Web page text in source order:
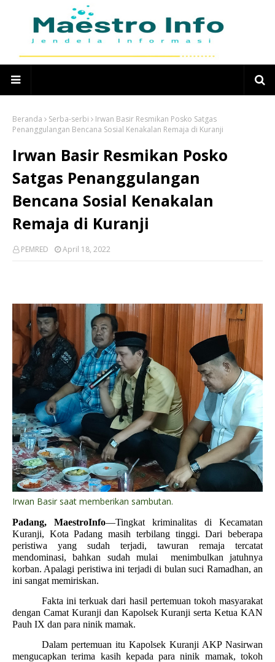
Beranda Serba-serbi
Irwan Basir Resmikan Posko Satgas
Penanggulangan Bencana Sosial Kenakalan Remaja di Kuranji
Irwan Basir Resmikan Posko
Satgas Penanggulangan
Bencana Sosial Kenakalan
Remaja di Kuranji
PEMRED April 18, 2022
Irwan Basir saat memberikan sambutan.
Padang, MaestroInfo—Tingkat kriminalitas di Kecamatan
Kuranji, Kota Padang masih terbilang tinggi. Dari beberapa
peristiwa yang sudah terjadi, tawuran remaja tercatat
mendominasi, bahkan sudah mulai
menimbulkan jatuhnya
korban. Apalagi peristiwa ini terjadi di bulan suci Ramadhan, an
ini sangat memiriskan.
Fakta ini terkuak dari hasil pertemuan tokoh masyarakat
dengan Camat Kuranji dan Kapolsek Kuranji serta Ketua KAN
Pauh IX dan para ninik mamak.
Dalam pertemuan itu Kapolsek Kuranji AKP Nasirwan
mengucapkan terima kasih kepada para ninik mamak, tokoh